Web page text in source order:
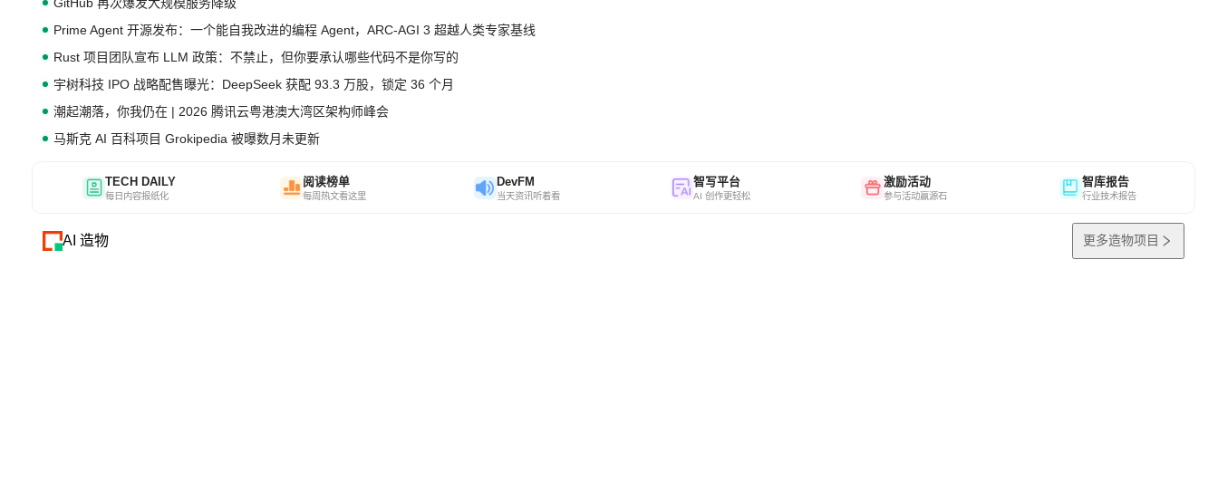
GitHub 再次爆发大规模服务降级
Prime Agent 开源发布：一个能自我改进的编程 Agent，ARC-AGI 3 超越人类专家基线
Rust 项目团队宣布 LLM 政策：不禁止，但你要承认哪些代码不是你写的
宇树科技 IPO 战略配售曝光：DeepSeek 获配 93.3 万股，锁定 36 个月
潮起潮落，你我仍在 | 2026 腾讯云粤港澳大湾区架构师峰会
马斯克 AI 百科项目 Grokipedia 被曝数月未更新
TECH DAILY
每日内容报纸化
阅读榜单
每周热文看这里
DevFM
当天资讯听着看
智写平台
AI 创作更轻松
激励活动
参与活动赢源石
智库报告
行业技术报告
AI 造物 更多造物项目